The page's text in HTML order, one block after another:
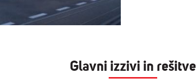
Glavni izzivi in rešitve